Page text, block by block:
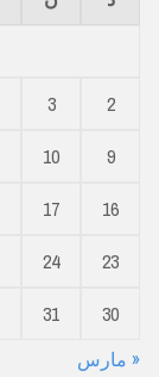
2
3
9
10
16
17
23
24
30
31
« مارس